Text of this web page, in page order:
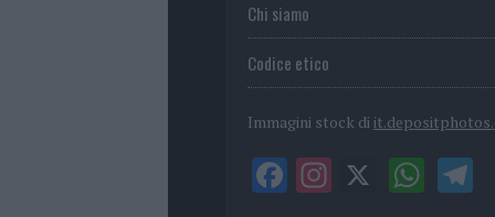
Chi siamo
Codice etico
Immagini stock di